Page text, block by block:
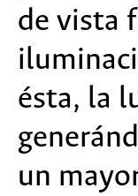
de vista
ésta, la
un